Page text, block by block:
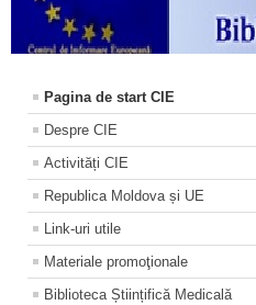
Pagina de start CIE
Despre CIE
Activități CIE
Republica Moldova și UE
Link-uri utile
Materiale promoţionale
Biblioteca Științifică Medicală